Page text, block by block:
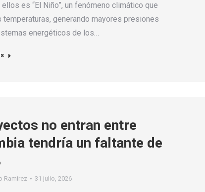
es “El Niño”, un fenómeno climático que
generando mayores presiones
energéticos de los…
no entran entre
tendría un faltante de
Ramirez 31 julio, 2026